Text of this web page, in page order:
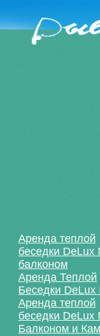
Аренда теплой
беседки
балконом
Аренда Теплой
Беседки
Аренда теплой
беседки
Балконом и